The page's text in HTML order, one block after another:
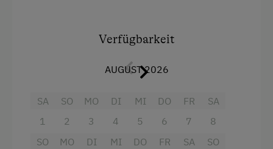
Balkon/Terrasse
Fernseher
Mikrowelle
Verfügbarkeit
AUGUST 2026
SA
1
SO
2
MO
3
DI
4
MI
5
DO
6
FR
7
SA
8
SO
MO
DI
MI
DO
FR
SA
SO